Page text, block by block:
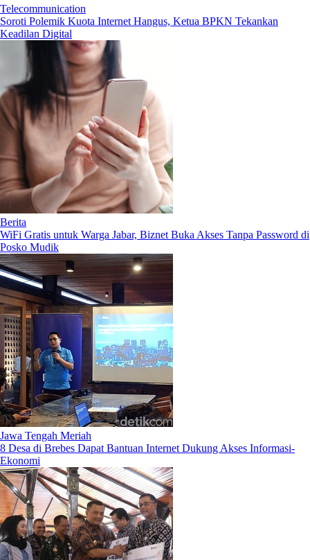
Telecommunication
Soroti Polemik Kuota Internet Hangus, Ketua BPKN Tekankan
Keadilan Digital
Berita
WiFi Gratis untuk Warga Jabar, Biznet Buka Akses Tanpa Password di
Posko Mudik
Jawa Tengah Meriah
8 Desa di Brebes Dapat Bantuan Internet Dukung Akses Informasi-
Ekonomi